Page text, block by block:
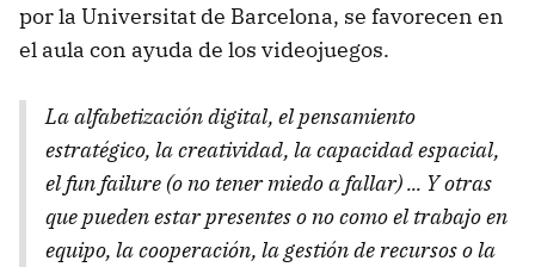
por la Universitat de Barcelona, se favorecen en
el aula con ayuda de los videojuegos.
La alfabetización digital, el pensamiento
estratégico, la creatividad, la capacidad espacial,
el fun failure (o no tener miedo a fallar) ... Y otras
que pueden estar presentes o no como el trabajo en
equipo, la cooperación, la gestión de recursos o la